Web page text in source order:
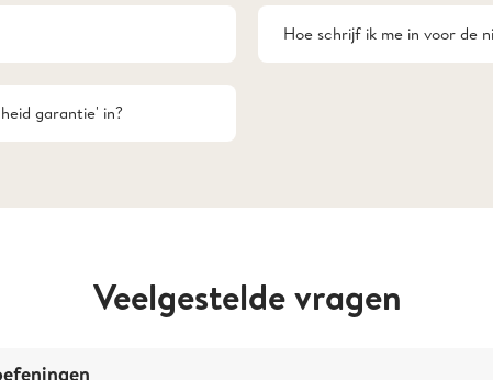
Hoe schrijf ik me in voor de
garantie' in?
Veelgestelde vragen